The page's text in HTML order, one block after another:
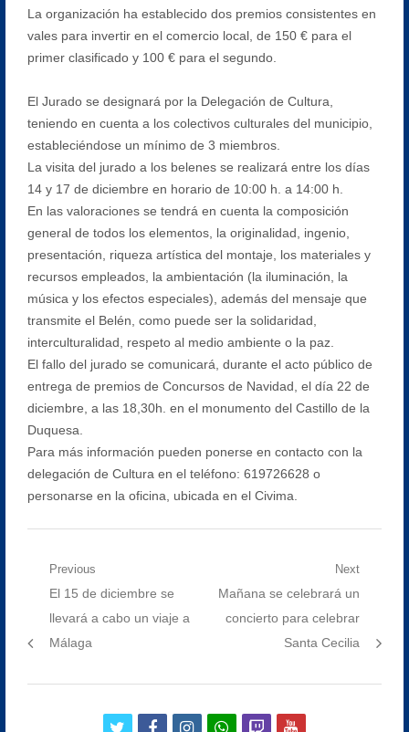
La organización ha establecido dos premios consistentes en
vales para invertir en el comercio local, de 150 € para el
primer clasificado y 100 € para el segundo.
El Jurado se designará por la Delegación de Cultura,
teniendo en cuenta a los colectivos culturales del municipio,
estableciéndose un mínimo de 3 miembros.
La visita del jurado a los belenes se realizará entre los días
14 y 17 de diciembre en horario de 10:00 h. a 14:00 h.
En las valoraciones se tendrá en cuenta la composición
general de todos los elementos, la originalidad, ingenio,
presentación, riqueza artística del montaje, los materiales y
recursos empleados, la ambientación (la iluminación, la
música y los efectos especiales), además del mensaje que
transmite el Belén, como puede ser la solidaridad,
interculturalidad, respeto al medio ambiente o la paz.
El fallo del jurado se comunicará, durante el acto público de
entrega de premios de Concursos de Navidad, el día 22 de
diciembre, a las 18,30h. en el monumento del Castillo de la
Duquesa.
Para más información pueden ponerse en contacto con la
delegación de Cultura en el teléfono: 619726628 o
personarse en la oficina, ubicada en el Civima.
Navegación
entradas
Previous
Previous
post:
El 15 de diciembre se
llevará a cabo un viaje a
Málaga
Next
Next
post:
Mañana se celebrará un
concierto para celebrar
Santa Cecilia
twitterfacebookinstagramwhatsapp
twitchyoutube